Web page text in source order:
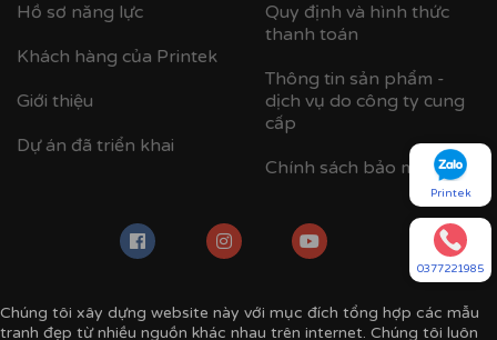
Hồ sơ năng lực
Khách hàng của Printek
Giới thiệu
Dự án đã triển khai
Quy định và hình thức
thanh toán
Thông tin sản phẩm -
dịch vụ do công ty cung
cấp
Chính sách bảo mật
Chúng tôi xây dựng website này với mục đích tổng hợp các mẫu
tranh đẹp từ nhiều nguồn khác nhau trên internet. Chúng tôi luôn
Printek
0377221985